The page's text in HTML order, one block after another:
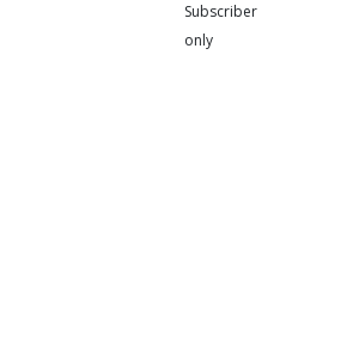
Subscriber
only